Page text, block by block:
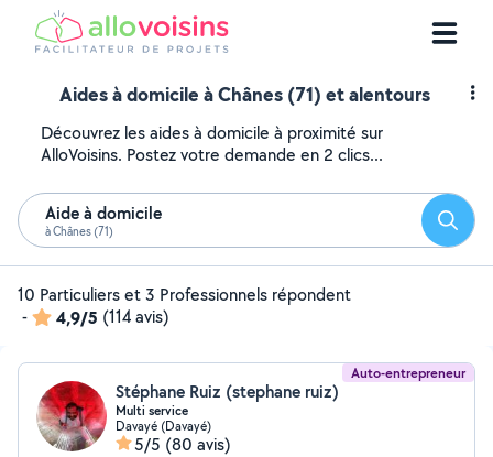
Aides à domicile à Chânes (71) et alentours
Découvrez les aides à domicile à proximité sur
AlloVoisins. Postez votre demande en 2 clics...
Aide à domicile
à Chânes (71)
10 Particuliers et 3 Professionnels répondent
-
4,9/5 (114 avis)
Auto-entrepreneur
Stéphane Ruiz (stephane ruiz)
Multi service
Davayé (Davayé)
5/5 (80 avis)